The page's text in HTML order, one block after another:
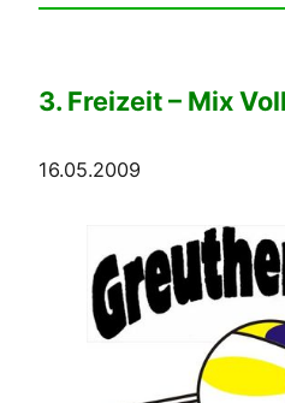
3. Freizeit – Mix
16.05.2009